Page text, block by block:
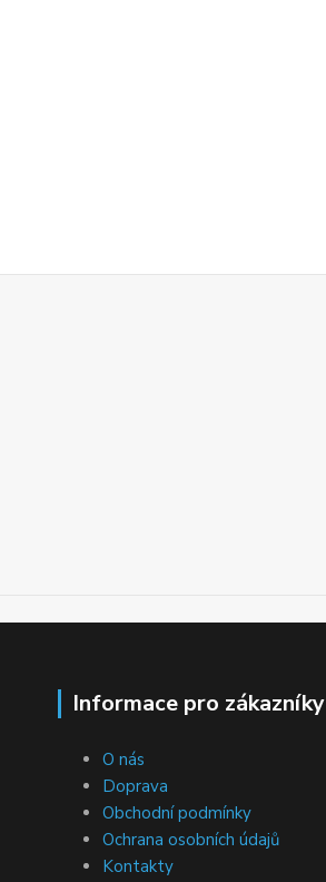
Informace pro zákazníky
O nás
Doprava
Obchodní podmínky
Ochrana osobních údajů
Kontakty